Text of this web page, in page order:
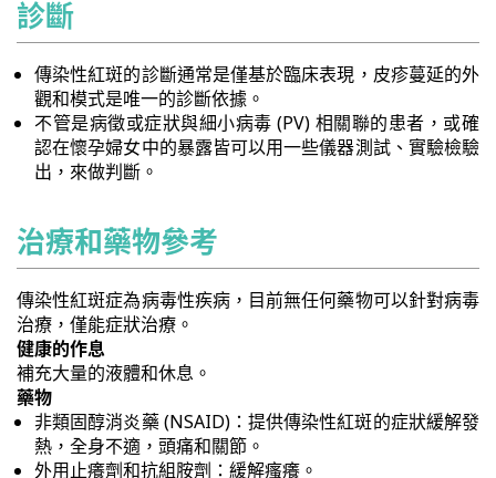
診斷
傳染性紅斑的診斷通常是僅基於臨床表現，皮疹蔓延的外
觀和模式是唯一的診斷依據。
不管是病徵或症狀與細小病毒 (PV) 相關聯的患者，或確
認在懷孕婦女中的暴露皆可以用一些儀器測試、實驗檢驗
出，來做判斷。
治療和藥物參考
傳染性紅斑症為病毒性疾病，目前無任何藥物可以針對病毒
治療，僅能症狀治療。
健康的作息
補充大量的液體和休息。
藥物
非類固醇消炎藥 (NSAID)：提供傳染性紅斑的症狀緩解發
熱，全身不適，頭痛和關節。
外用止癢劑和抗組胺劑：緩解瘙癢。